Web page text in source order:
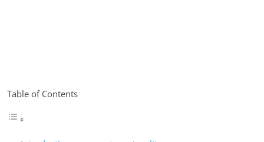
Table of Contents